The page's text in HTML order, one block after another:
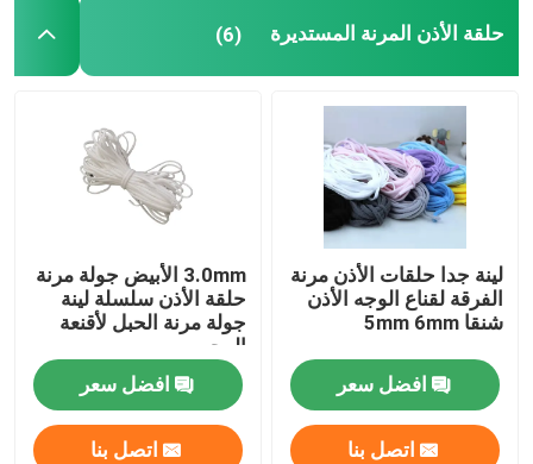
حلقة الأذن المرنة المستديرة (6)
لينة جدا حلقات الأذن مرنة
الفرقة لقناع الوجه الأذن
شنقا 5mm 6mm
افضل سعر
اتصل بنا
3.0mm الأبيض جولة مرنة
حلقة الأذن سلسلة لينة
جولة مرنة الحبل لأقنعة
الوجه
افضل سعر
اتصل بنا